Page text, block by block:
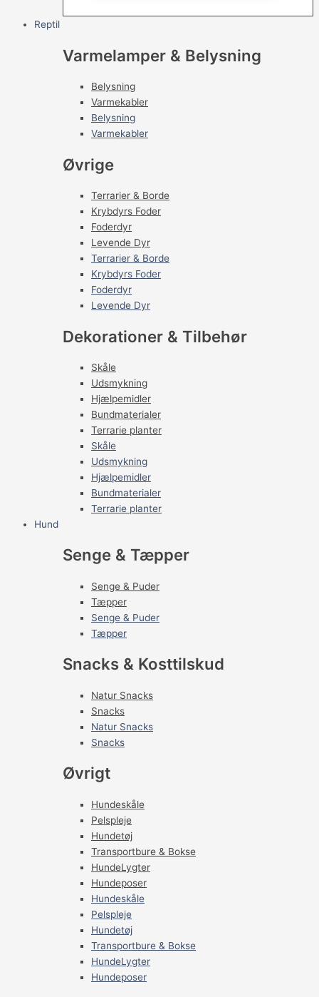
Reptil
Varmelamper & Belysning
Belysning
Varmekabler
Belysning
Varmekabler
Øvrige
Terrarier & Borde
Krybdyrs Foder
Foderdyr
Levende Dyr
Terrarier & Borde
Krybdyrs Foder
Foderdyr
Levende Dyr
Dekorationer & Tilbehør
Skåle
Udsmykning
Hjælpemidler
Bundmaterialer
Terrarie planter
Skåle
Udsmykning
Hjælpemidler
Bundmaterialer
Terrarie planter
Hund
Senge & Tæpper
Senge & Puder
Tæpper
Senge & Puder
Tæpper
Snacks & Kosttilskud
Natur Snacks
Snacks
Natur Snacks
Snacks
Øvrigt
Hundeskåle
Pelspleje
Hundetøj
Transportbure & Bokse
HundeLygter
Hundeposer
Hundeskåle
Pelspleje
Hundetøj
Transportbure & Bokse
HundeLygter
Hundeposer